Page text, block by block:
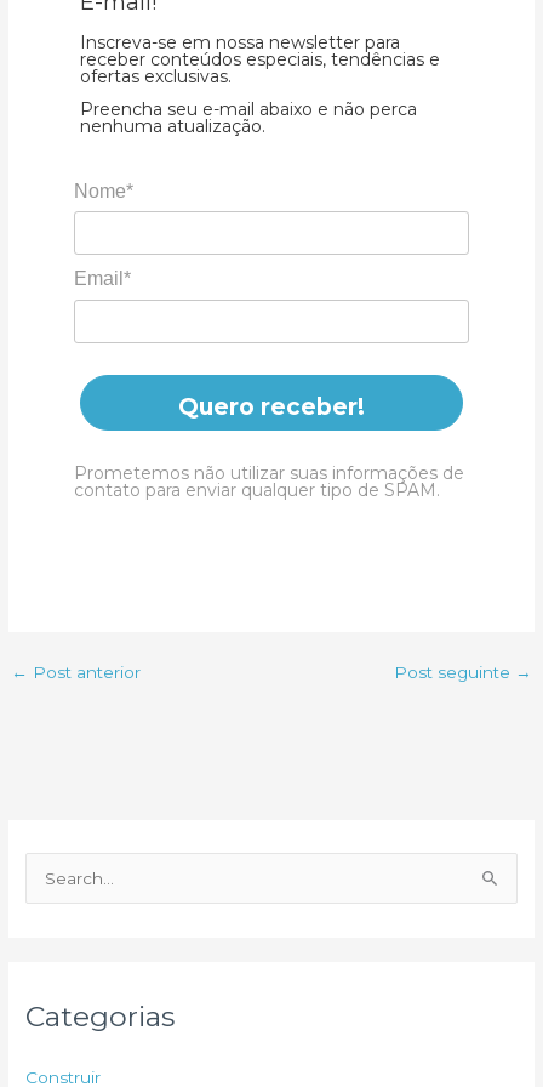
Inscreva-se em nossa newsletter para
receber conteúdos especiais, tendências e
ofertas exclusivas.
Preencha seu e-mail abaixo e não perca
nenhuma atualização.
Nome*
Email*
Quero receber!
Prometemos não utilizar suas informações de
contato para enviar qualquer tipo de SPAM.
← Post anterior Post seguinte →
e
Categorias
Construir